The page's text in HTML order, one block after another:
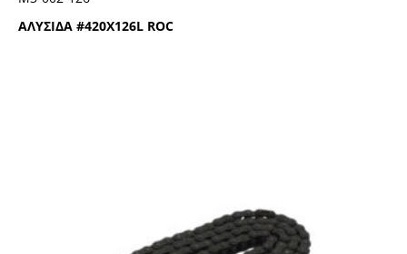
ΑΛΥΣΙΔΑ #420Χ126L ROC